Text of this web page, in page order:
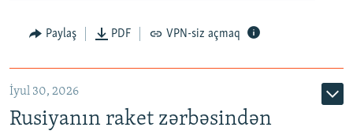
Paylaş PDF VPN-siz açmaq
İyul 30, 2026
Rusiyanın raket zərbəsindən